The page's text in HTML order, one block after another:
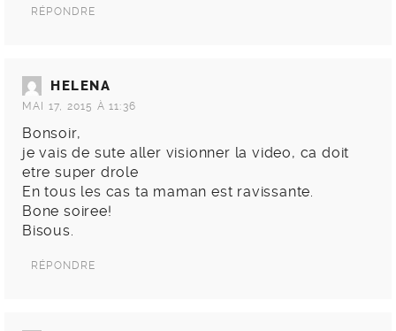
RÉPONDRE
HELENA
MAI 17, 2015 À 11:36
Bonsoir,
je vais de sute aller visionner la video, ca doit
etre super drole
En tous les cas ta maman est ravissante.
Bone soiree!
Bisous.
RÉPONDRE